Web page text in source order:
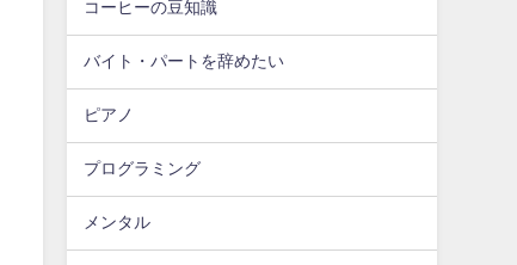
コーヒーの豆知識
バイト・パートを辞めたい
ピアノ
プログラミング
メンタル